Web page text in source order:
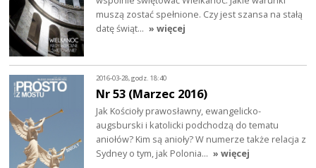
muszą zostać spełnione. Czy jest szansa na stałą
datę świąt… » więcej
2016-03-28, godz. 18:40
Nr 53 (Marzec 2016)
Jak Kościoły prawosławny, ewangelicko-
augsburski i katolicki podchodzą do tematu
aniołów? Kim są anioły? W numerze także relacja z
Sydney o tym, jak Polonia… » więcej